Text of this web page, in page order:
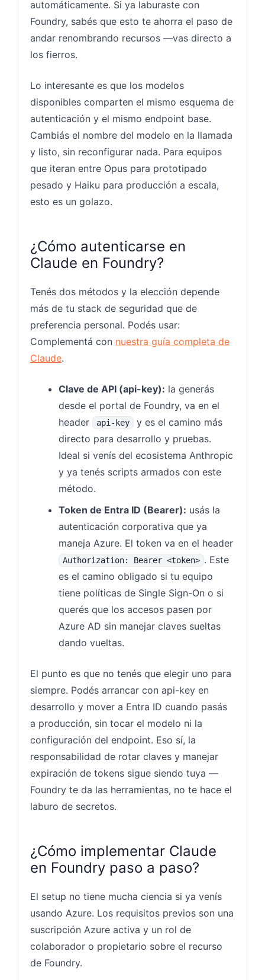
automáticamente. Si ya laburaste con
Foundry, sabés que esto te ahorra el paso de
andar renombrando recursos —vas directo a
los fierros.
Lo interesante es que los modelos
disponibles comparten el mismo esquema de
autenticación y el mismo endpoint base.
Cambiás el nombre del modelo en la llamada
y listo, sin reconfigurar nada. Para equipos
que iteran entre Opus para prototipado
pesado y Haiku para producción a escala,
esto es un golazo.
¿Cómo autenticarse en
Claude en Foundry?
Tenés dos métodos y la elección depende
más de tu stack de seguridad que de
preferencia personal. Podés usar:
Complementá con nuestra guía completa de
Claude.
Clave de API (api-key): la generás
desde el portal de Foundry, va en el
header
api-key
y es el camino más
directo para desarrollo y pruebas.
Ideal si venís del ecosistema Anthropic
y ya tenés scripts armados con este
método.
Token de Entra ID (Bearer): usás la
autenticación corporativa que ya
maneja Azure. El token va en el header
Authorization: Bearer <token> . Este
es el camino obligado si tu equipo
tiene políticas de Single Sign-On o si
querés que los accesos pasen por
Azure AD sin manejar claves sueltas
dando vueltas.
El punto es que no tenés que elegir uno para
siempre. Podés arrancar con api-key en
desarrollo y mover a Entra ID cuando pasás
a producción, sin tocar el modelo ni la
configuración del endpoint. Eso sí, la
responsabilidad de rotar claves y manejar
expiración de tokens sigue siendo tuya —
Foundry te da las herramientas, no te hace el
laburo de secretos.
¿Cómo implementar Claude
en Foundry paso a paso?
El setup no tiene mucha ciencia si ya venís
usando Azure. Los requisitos previos son una
suscripción Azure activa y un rol de
colaborador o propietario sobre el recurso
de Foundry.